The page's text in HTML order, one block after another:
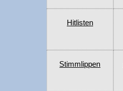
Hitlisten
Stimmlippen